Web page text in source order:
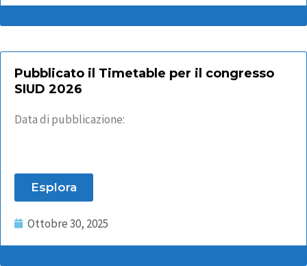
Pubblicato il Timetable per il congresso
SIUD 2026
Data di pubblicazione:
Esplora
Ottobre 30, 2025